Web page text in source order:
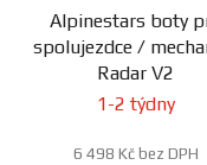
Doprava
Alpinestars boty
spolujezdce /
Radar V2
1-2 týdny
6 498 Kč bez DPH